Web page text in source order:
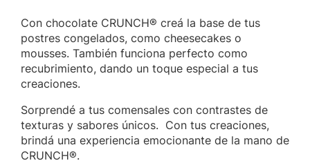
Con chocolate CRUNCH® creá la base de tus
postres congelados, como cheesecakes o
mousses. También funciona perfecto como
recubrimiento, dando un toque especial a tus
creaciones.
Sorprendé a tus comensales con contrastes de
texturas y sabores únicos. Con tus creaciones,
brindá una experiencia emocionante de la mano de
CRUNCH®.